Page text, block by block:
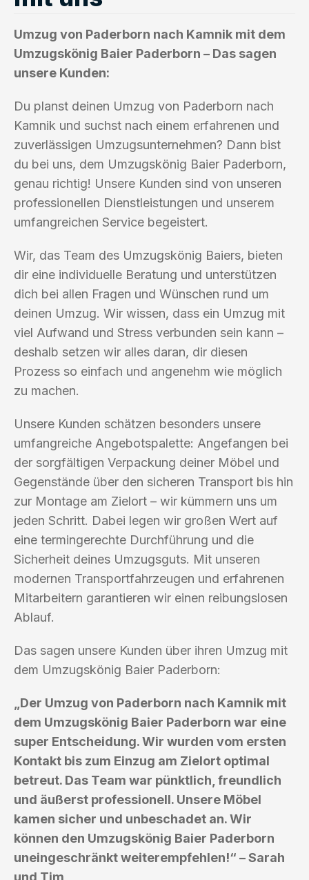
Umzug von Paderborn nach Kamnik mit dem
Umzugskönig Baier Paderborn – Das sagen
unsere Kunden:
Du planst deinen Umzug von Paderborn nach
Kamnik und suchst nach einem erfahrenen und
zuverlässigen Umzugsunternehmen? Dann bist
du bei uns, dem Umzugskönig Baier Paderborn,
genau richtig! Unsere Kunden sind von unseren
professionellen Dienstleistungen und unserem
umfangreichen Service begeistert.
Wir, das Team des Umzugskönig Baiers, bieten
dir eine individuelle Beratung und unterstützen
dich bei allen Fragen und Wünschen rund um
deinen Umzug. Wir wissen, dass ein Umzug mit
viel Aufwand und Stress verbunden sein kann –
deshalb setzen wir alles daran, dir diesen
Prozess so einfach und angenehm wie möglich
zu machen.
Unsere Kunden schätzen besonders unsere
umfangreiche Angebotspalette: Angefangen bei
der sorgfältigen Verpackung deiner Möbel und
Gegenstände über den sicheren Transport bis hin
zur Montage am Zielort – wir kümmern uns um
jeden Schritt. Dabei legen wir großen Wert auf
eine termingerechte Durchführung und die
Sicherheit deines Umzugsguts. Mit unseren
modernen Transportfahrzeugen und erfahrenen
Mitarbeitern garantieren wir einen reibungslosen
Ablauf.
Das sagen unsere Kunden über ihren Umzug mit
dem Umzugskönig Baier Paderborn:
„Der Umzug von Paderborn nach Kamnik mit
dem Umzugskönig Baier Paderborn war eine
super Entscheidung. Wir wurden vom ersten
Kontakt bis zum Einzug am Zielort optimal
betreut. Das Team war pünktlich, freundlich
und äußerst professionell. Unsere Möbel
kamen sicher und unbeschadet an. Wir
können den Umzugskönig Baier Paderborn
uneingeschränkt weiterempfehlen!“ – Sarah
und Tim